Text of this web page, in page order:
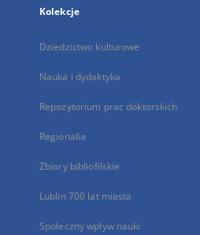
Kolekcje
Dziedzictwo kulturowe
Nauka i dydaktyka
Repozytorium prac doktorskich
Regionalia
Zbiory bibliofilskie
Lublin 700 lat miasta
Społeczny wpływ nauki